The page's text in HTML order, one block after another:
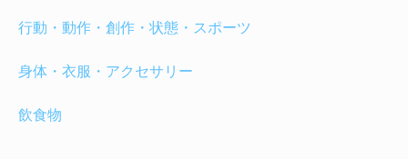
行動・動作・創作・状態・スポーツ
身体・衣服・アクセサリー
飲食物